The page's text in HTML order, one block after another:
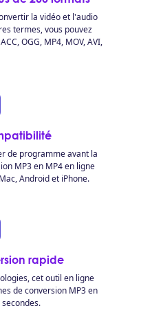
la vidéo et l'audio
termes, vous pouvez
OGG, MP4, MOV, AVI,
de programme avant la
MP3 en MP4 en ligne
Android et iPhone.
rapide
cet outil en ligne
de conversion MP3 en